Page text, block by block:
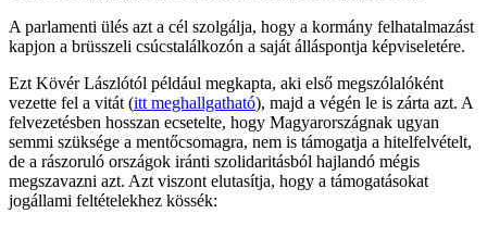
A parlamenti ülés azt a cél szolgálja, hogy a kormány felhatalmazást
kapjon a brüsszeli csúcstalálkozón a saját álláspontja képviseletére.
Ezt Kövér Lászlótól például megkapta, aki első megszólalóként
vezette fel a vitát (itt meghallgatható), majd a végén le is zárta azt. A
felvezetésben hosszan ecsetelte, hogy Magyarországnak ugyan
semmi szüksége a mentőcsomagra, nem is támogatja a hitelfelvételt,
de a rászoruló országok iránti szolidaritásból hajlandó mégis
megszavazni azt. Azt viszont elutasítja, hogy a támogatásokat
jogállami feltételekhez kössék: